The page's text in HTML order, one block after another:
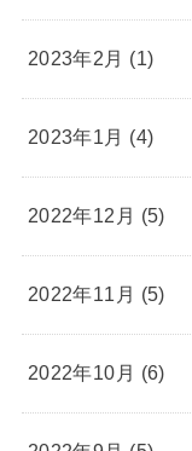
2023年2月 (1)
2023年1月 (4)
2022年12月 (5)
2022年11月 (5)
2022年10月 (6)